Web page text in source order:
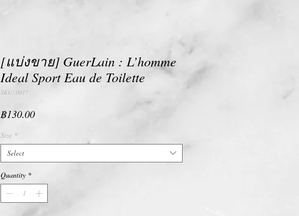
[แบ่งขาย] GuerLain : L’homme
Ideal Sport Eau de Toilette
SKU: 0017
฿130.00Price
Size *
Select
Quantity *